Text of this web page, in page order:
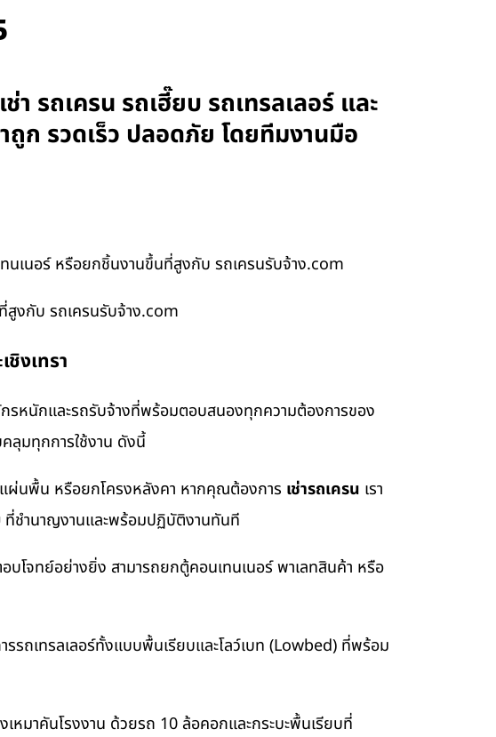
รถเครน รถเฮี๊ยบ รถเทรลเลอร์ และ
ก รวดเร็ว ปลอดภัย โดยทีมงานมือ
นเนอร์ หรือยกชิ้นงานขึ้นที่สูงกับ รถเครนรับจ้าง.com
งกับ รถเครนรับจ้าง.com
งเทรา
รหนักและรถรับจ้างที่พร้อมตอบสนองทุกความต้องการของ
คลุมทุกการใช้งาน ดังนี้
ผ่นพื้น หรือยกโครงหลังคา หากคุณต้องการ เช่ารถเครน เรา
ที่ชำนาญงานและพร้อมปฏิบัติงานทันที
บโจทย์อย่างยิ่ง สามารถยกตู้คอนเทนเนอร์ พาเลทสินค้า หรือ
ถเทรลเลอร์ทั้งแบบพื้นเรียบและโลว์เบท (Lowbed) ที่พร้อม
หมาคันโรงงาน ด้วยรถ 10 ล้อคอกและกระบะพื้นเรียบที่